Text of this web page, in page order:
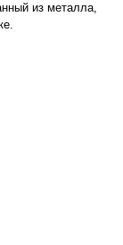
из металла,